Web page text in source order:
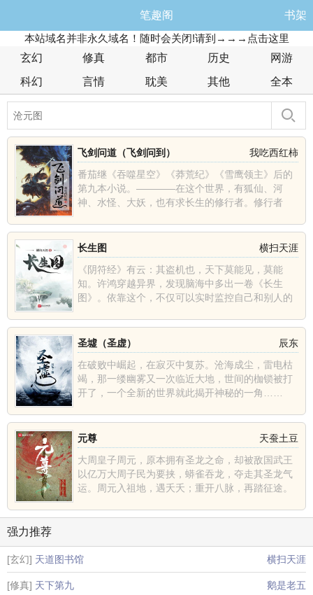
笔趣阁
书架
本站域名并非永久域名！随时会关闭!请到→→→点击这里
玄幻
修真 都市 历史
网游
科幻
言情 耽美 其他 全本
我吃西红柿
飞剑问道（飞剑问到）
番茄继《吞噬星空》《莽荒纪》《雪鹰领主》后的
第九本小说。————在这个世界，有狐仙、河
神、水怪、大妖，也有求长生的修行者。修行者
横扫天涯
长生图
《阴符经》有云：其盗机也，天下莫能见，莫能
知。许鸿穿越异界，发现脑海中多出一卷《长生
图》。依靠这个，不仅可以实时监控自己和别人的
辰东
圣墟（圣虚）
在破败中崛起，在寂灭中复苏。沧海成尘，雷电枯
竭，那一缕幽雾又一次临近大地，世间的枷锁被打
开了，一个全新的世界就此揭开神秘的一角……
天蚕土豆
元尊
大周皇子周元，原本拥有圣龙之命，却被敌国武王
以亿万大周子民为要挟，蟒雀吞龙，夺走其圣龙气
运。周元入祖地，遇夭夭；重开八脉，再踏征途。
强力推荐
[玄幻] 天道图书馆 横扫天涯
[修真] 天下第九 鹅是老五